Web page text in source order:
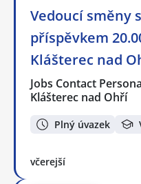
Vedoucí směny
příspěvkem
Klášterec nad
Jobs Contact
Klášterec nad Ohří
Plný úvazek
včerejší